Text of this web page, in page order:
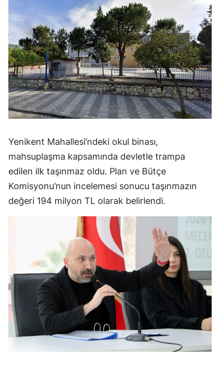
Yenikent Mahallesi’ndeki okul binası,
mahsuplaşma kapsamında devletle trampa
edilen ilk taşınmaz oldu. Plan ve Bütçe
Komisyonu’nun incelemesi sonucu taşınmazın
değeri 194 milyon TL olarak belirlendi.